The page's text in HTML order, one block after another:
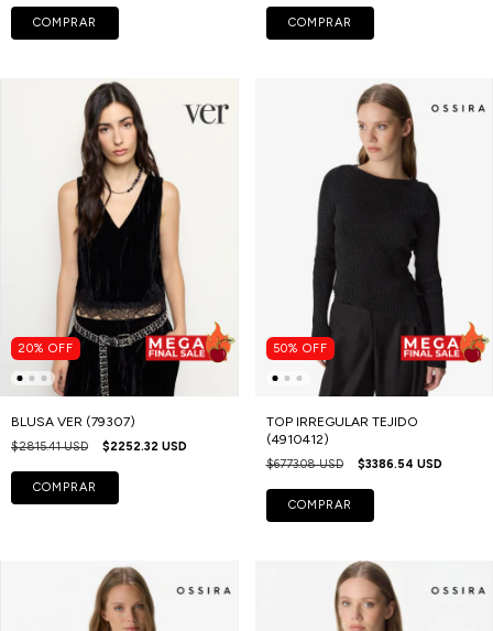
COMPRAR COMPRAR
20% OFF
BLUSA VER (79307)
$2815.41 USD $2252.32 USD
COMPRAR
50% OFF
TOP IRREGULAR TEJIDO
(4910412)
$6773.08 USD $3386.54 USD
COMPRAR